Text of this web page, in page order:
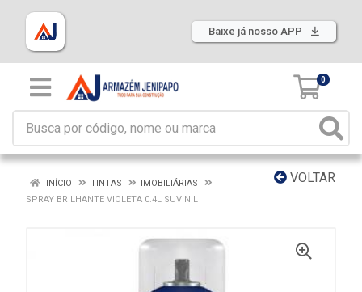
Baixe já nosso APP
0
VOLTAR
INÍCIO TINTAS
IMOBILIÁRIAS
SPRAY BRILHANTE VIOLETA 0.4L SUVINIL